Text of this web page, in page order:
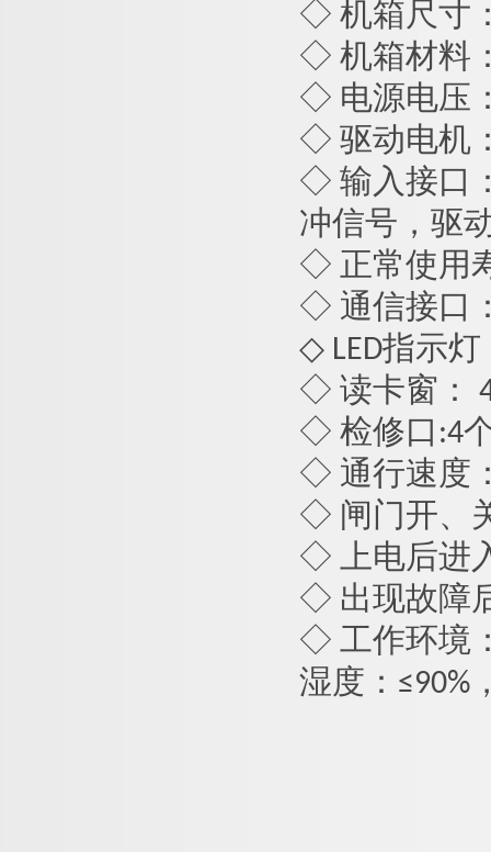
◇ 机箱尺寸
◇ 机箱材料
◇ 电源电压：
◇ 驱动电机
◇ 输入接口
冲信号，驱
◇ 正常使用
◇ 通信接口
◇ LED指示灯
◇ 读卡窗：
◇ 检修口:4
◇ 通行速度
◇ 闸门开、
◇ 上电后进
◇ 出现故障
◇ 工作环境
湿度：≤90%